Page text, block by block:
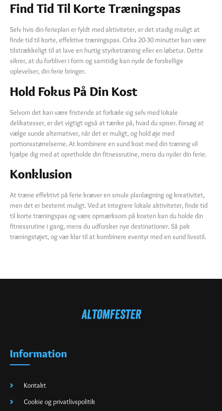
Find Tid Til Korte Træningspas
Selv hvis din ferieplan er fyldt med aktiviteter, er det stadig muligt at
finde tid til korte, effektive træningspas. Cirka 20-30 minutter kan være
tilstrækkeligt til at lave en hurtig styrketræning eller en løbetur. Dette
sikrer, at du forbliver i form og samtidig kan nyde de forskellige
oplevelser, din ferie bringer.
Hold Fokus På Din Kost
Selvom det kan være fristende at forkæle sig selv med lokale
delikatesser, er det vigtigt også at tænke på, hvad du spiser. Forsøg at
vælge sunde alternativer, når det er muligt, og hold øje med
portionsstørrelserne. At kombinere en sund kost med din træning vil
hjælpe dig med at opretholde din fitnessrutine, mens du nyder din ferie.
Konklusion
At træne effektivt på ferie kræver en smule planlægning og kreativitet,
men det er bestemt muligt. Ved at integrere lokale aktiviteter, finde tid
til korte træningspas og være opmærksom på kosten kan du holde din
fitnessrutine i gang, mens du udforsker nye destinationer. Så pak
træningstøjet, og vær klar til at kombinere eventyr med en sund livsstil.
Information
Kontakt
Cookie og privatlivspolitik